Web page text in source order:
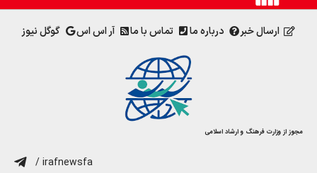
ارسال خبر درباره ما تماس با ما آر اس اس گوگل نیوز
مجوز از وزارت فرهنگ و ارشاد اسلامی
/ irafnewsfa